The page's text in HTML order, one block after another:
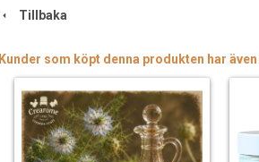
Tillbaka
Kunder som köpt denna produkten har